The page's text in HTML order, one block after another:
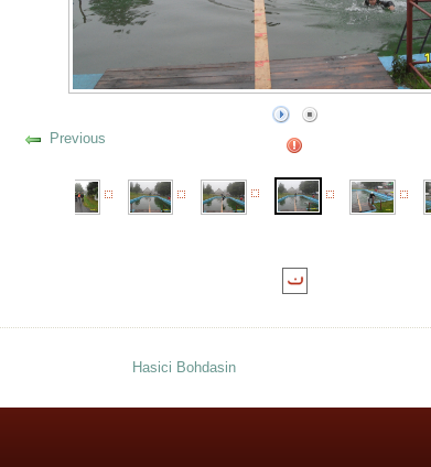
Previous
Hasici Bohdasin